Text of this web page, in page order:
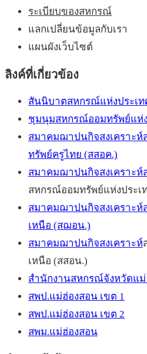
ระเบียบของสหกรณ์
แลกเปลี่ยนข้อมูลกับเรา
แผนผังเว็บไซต์
ลิงค์ที่เกี่ยวข้อง
สันนิบาตสหกรณ์แห่งประเท
ชุมนุมสหกรณ์ออมทรัพย์แห่
สมาคมฌาปนกิจสงเคราะ
ทรัพย์ครูไทย (สสอค.)
สมาคมฌาปนกิจสงเคราะ
สหกรณ์ออมทรัพย์แห่งประเ
สมาคมฌาปนกิจสงเคราะ
เหนือ (สฌอน.)
สมาคมฌาปนกิจสงเคราะห์
เหนือ (สสอน.)
สำนักงานสหกรณ์จังหวัดแ
สพป.แม่ฮ่องสอน เขต 1
สพป.แม่ฮ่องสอน เขต 2
สพม.แม่ฮ่องสอน